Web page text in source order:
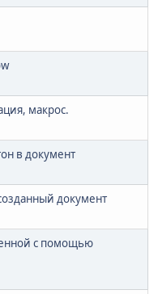
макрос.
в документ
документ
с помощью